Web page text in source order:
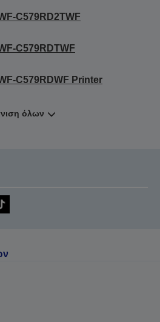
C579RD2TWF
C579RDTWF
C579RDWF Printer
όλων